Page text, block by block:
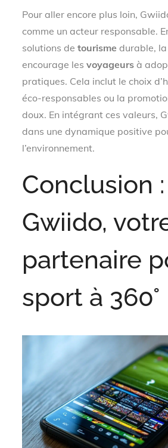
Pour aller encore plus loin,
comme un acteur responsable.
solutions detourisme durable,
encourage lesvoyageurs à
pratiques. Cela inclut le choix
éco-responsables ou la
doux. En intégrant ces valeurs,
dans une dynamique positive
l’environnement.
Conclusion :
Gwiido,
partenaire
sport à 360°